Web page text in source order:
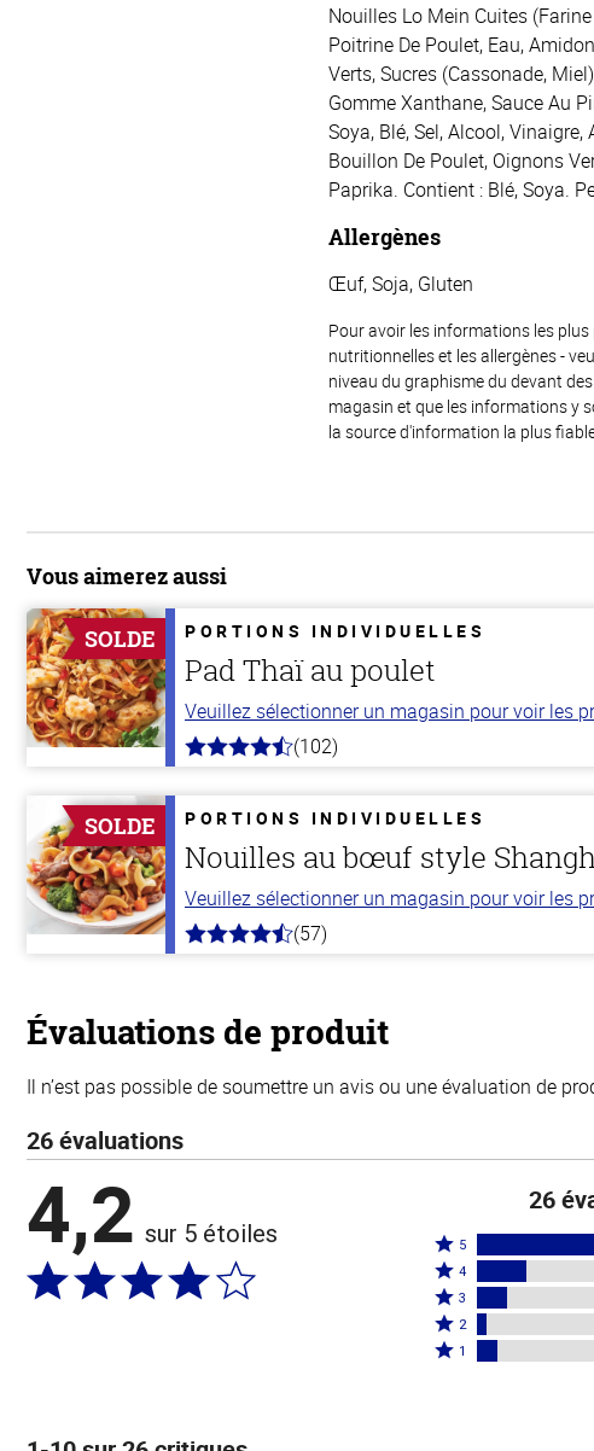
Nouilles Lo Mein Cuites
Poitrine De Poulet, Eau,
Verts, Sucres (Cassonade,
Gomme Xanthane, Sauce Au
Soya, Blé, Sel, Alcool, Vinaigre,
Bouillon De Poulet, Oignons
Paprika. Contient : Blé, Soya.
Allergènes
Œuf, Soja, Gluten
Pour avoir les informations les
nutritionnelles et les allergènes -
niveau du graphisme du devant
magasin et que les informations y
la source d'information la plus
Vous aimerez aussi
SOLDE PORTIONS INDIVIDUELLES
Pad Thaï au poulet
Veuillez sélectionner un magasin pour voir les
4.3
5
stars
(102)
SOLDE PORTIONS INDIVIDUELLES
Nouilles au bœuf style
Veuillez sélectionner un magasin pour voir les
4.2
(57)
Évaluations de produit
Il n’est pas possible de soumettre un avis ou une évaluation de
26 évaluations
4,2 sur 5 étoiles
26
Coté
5
étoiles
par
58 %
5
Coté
4
étoiles
par
4
Coté
3
étoiles
3
Coté
2
2
Coté1